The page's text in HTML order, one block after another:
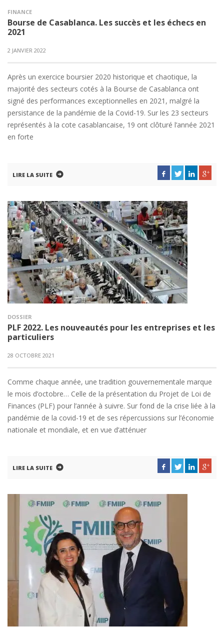
FINANCE
Bourse de Casablanca. Les succès et les échecs en
2021
2 JANVIER 2022
Après un exercice boursier 2020 historique et chaotique, la
majorité des secteurs cotés à la Bourse de Casablanca ont
signé des performances exceptionnelles en 2021, malgré la
persistance de la pandémie de la Covid-19. Sur les 23 secteurs
représentés à la cote casablancaise, 19 ont clôturé l’année 2021
en forte
LIRE LA SUITE
DOSSIER
PLF 2022. Les nouveautés pour les entreprises et les
particuliers
28 OCTOBRE 2021
Comme chaque année, une tradition gouvernementale marque
le mois d’octobre… Celle de la présentation du Projet de Loi de
Finances (PLF) pour l’année à suivre. Sur fond de la crise liée à la
pandémie de la covid-19 et de ses répercussions sur l’économie
nationale et mondiale, et en vue d’atténuer
LIRE LA SUITE